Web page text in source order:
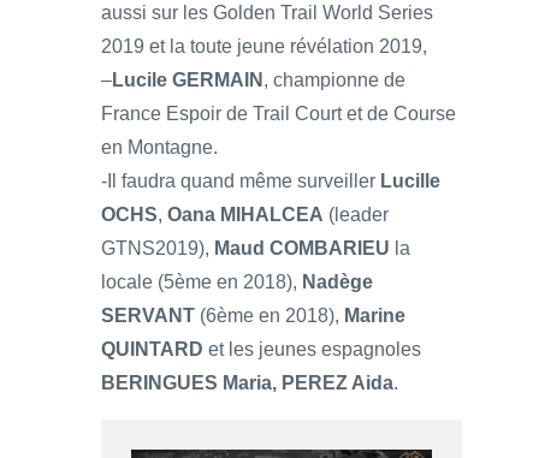
aussi sur les Golden Trail World Series
2019 et la toute jeune révélation 2019,
–Lucile GERMAIN , championne de
France Espoir de Trail Court et de Course
en Montagne.
-Il faudra quand même surveiller Lucille
OCHS, Oana MIHALCEA (leader
GTNS2019), Maud COMBARIEU la
locale (5ème en 2018), Nadège
SERVANT (6ème en 2018), Marine
QUINTARD et les jeunes espagnoles
BERINGUES Maria, PEREZ Aida.